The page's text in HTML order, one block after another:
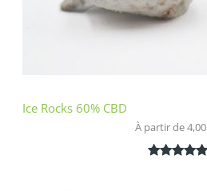
Ice Rocks 60% CBD
À partir de 4,00